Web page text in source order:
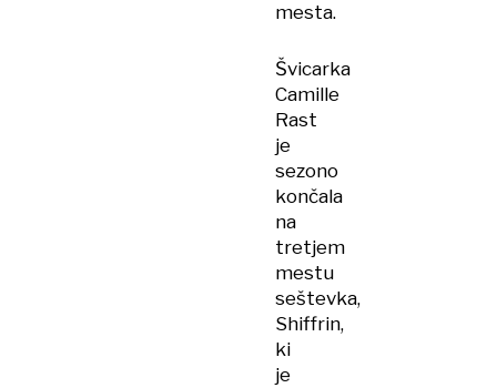
mesta.
Švicarka
Camille
Rast
je
sezono
končala
na
tretjem
mestu
seštevka,
Shiffrin,
ki
je